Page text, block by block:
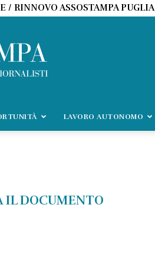
/ RINNOVO ASSOSTAMPA PUGLIA
LAVORO AUTONOMO
IL DOCUMENTO